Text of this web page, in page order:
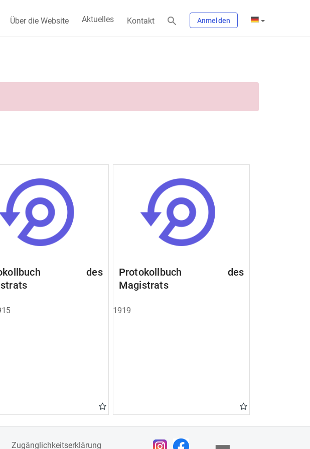
Über die Website Aktuelles Kontakt Anmelden
des
Protokollbuch des
Magistrats
1919
Zugänglichkeitserklärung